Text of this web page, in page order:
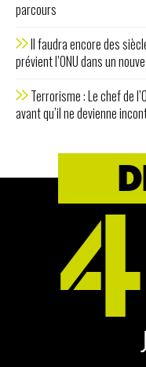
parcours
Il faudra encore des
prévient l’ONU dans un
Terrorisme : Le chef de
avant qu’il ne devienne